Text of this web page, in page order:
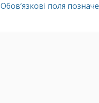
Обов’язкові поля